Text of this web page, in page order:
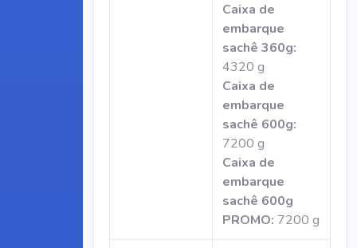
Caixa de
embarque
sachê 360g:
4320 g
Caixa de
embarque
sachê 600g:
7200 g
Caixa de
embarque
sachê 600g
PROMO: 7200 g